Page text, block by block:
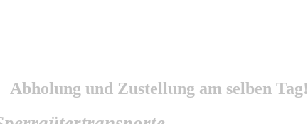
Abholung und Zustellung am selben Tag!